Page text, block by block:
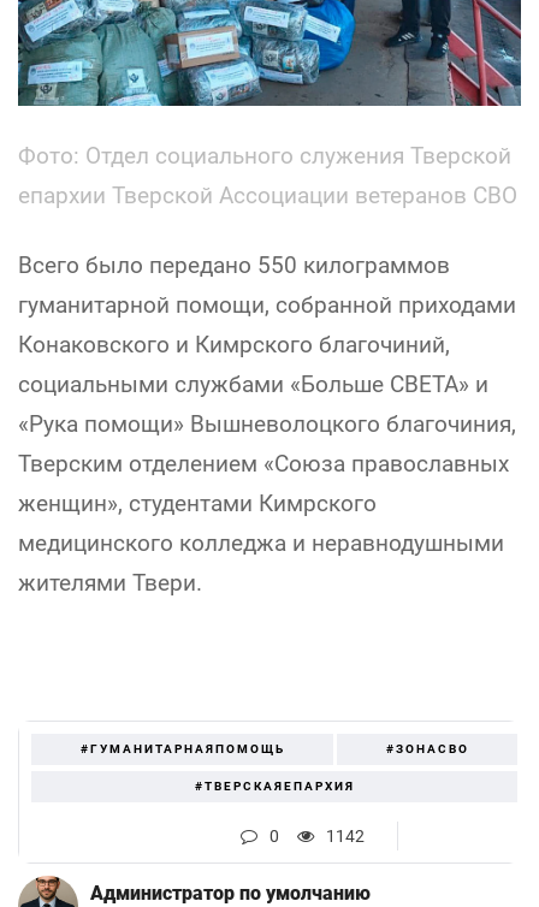
Фото: Отдел социального служения Тверской
епархии Тверской Ассоциации ветеранов СВО
Всего было передано 550 килограммов
гуманитарной помощи, собранной приходами
Конаковского и Кимрского благочиний,
социальными службами «Больше СВЕТА» и
«Рука помощи» Вышневолоцкого благочиния,
Тверским отделением «Союза православных
женщин», студентами Кимрского
медицинского колледжа и неравнодушными
жителями Твери.
#ГУМАНИТАРНАЯПОМОЩЬ #ЗОНАСВО
#ТВЕРСКАЯЕПАРХИЯ
0 1142
Администратор по умолчанию